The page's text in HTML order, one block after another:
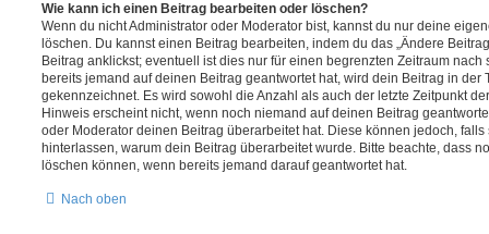
Wie kann ich einen Beitrag bearbeiten oder löschen?
Wenn du nicht Administrator oder Moderator bist, kannst du nur deine
löschen. Du kannst einen Beitrag bearbeiten, indem du das „Ändere
Beitrag anklickst; eventuell ist dies nur für einen begrenzten Zeitraum
bereits jemand auf deinen Beitrag geantwortet hat, wird dein Beitrag in der
gekennzeichnet. Es wird sowohl die Anzahl als auch der letzte Zeitpunkt
Hinweis erscheint nicht, wenn noch niemand auf deinen Beitrag
oder Moderator deinen Beitrag überarbeitet hat. Diese können jedoch,
hinterlassen, warum dein Beitrag überarbeitet wurde. Bitte beachte, dass
löschen können, wenn bereits jemand darauf geantwortet hat.
Nach oben